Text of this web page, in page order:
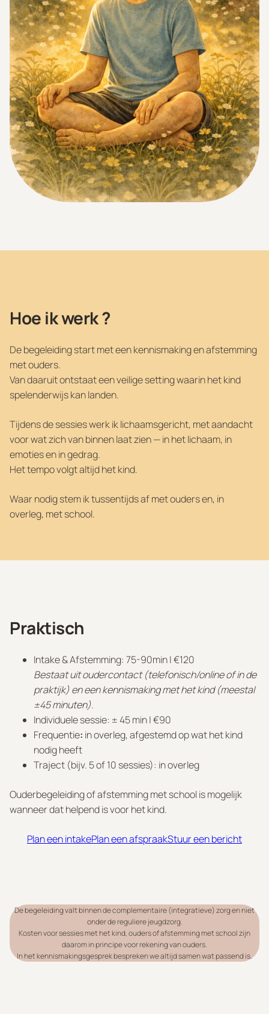
Hoe ikwerk?
De begeleiding start met een kennismaking en afstemming
met ouders.
Van daaruit ontstaat een veilige setting waarin het kind
spelenderwijs kan landen.
Tijdens de sessies werk ik lichaamsgericht, met aandacht
voor wat zich van binnen laat zien — in het lichaam, in
emoties en in gedrag.
Het tempo volgt altijd het kind.
Waar nodig stem ik tussentijds af met ouders en, in
overleg, met school.
Praktisch
Intake & Afstemming: 75-90min | €120
Bestaat uit oudercontact (telefonisch/online of in de
praktijk) en een kennismaking met het kind (meestal
±45 minuten).
Individuele sessie: ± 45 min | €90
Frequentie: in overleg, afgestemd op wat het kind
nodig heeft
Traject (bijv. 5 of 10 sessies): in overleg
Ouderbegeleiding of afstemming met school is mogelijk
wanneer dat helpend is voor het kind.
Plan een intakePlan een afspraakStuur een bericht
De begeleiding valt binnen de complementaire (integratieve) zorg en niet
onder de reguliere jeugdzorg.
Kosten voor sessies met het kind, ouders of afstemming met school zijn
daarom in principe voor rekening van ouders.
In het kennismakingsgesprek bespreken we altijd samen wat passend is.